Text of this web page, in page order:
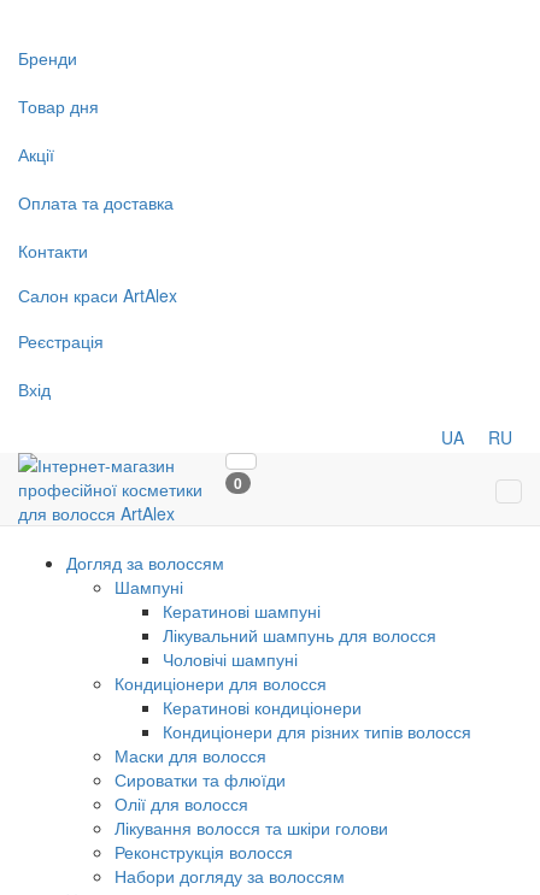
Бренди
Товар дня
Акції
Оплата та доставка
Контакти
Салон краси ArtAlex
Реєстрація
Вхід
UA RU
0
Догляд за волоссям
Шампуні
Кератинові шампуні
Лікувальний шампунь для волосся
Чоловічі шампуні
Кондиціонери для волосся
Кератинові кондиціонери
Кондиціонери для різних типів волосся
Маски для волосся
Сироватки та флюїди
Олії для волосся
Лікування волосся та шкіри голови
Реконструкція волосся
Набори догляду за волоссям